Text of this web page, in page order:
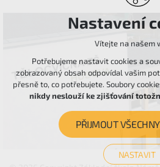
Nastavení
Vítejte na našem
Potřebujeme nastavit cookies a
zobrazovaný obsah odpovídal vašim
přesně to, co potřebujete. Soubory
nikdy neslouží ke zjišťování
PŘIJMOUT
NASTAVIT